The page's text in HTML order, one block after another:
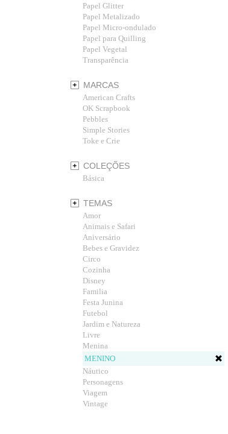
Papel Glitter
Papel Metalizado
Papel Micro-ondulado
Papel para Quilling
Papel Vegetal
Transparência
MARCAS
American Crafts
OK Scrapbook
Pebbles
Simple Stories
Toke e Crie
COLEÇÕES
Básica
TEMAS
Amor
Animais e Safari
Aniversário
Bebes e Gravidez
Circo
Cozinha
Disney
Familia
Festa Junina
Futebol
Jardim e Natureza
Livre
Menina
MENINO
Náutico
Personagens
Viagem
Vintage